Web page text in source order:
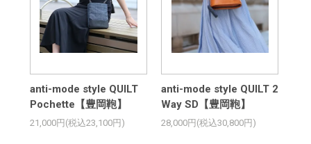
anti-mode style QUILT
Pochette【豊岡鞄】
21,000円(税込23,100円)
anti-mode style QUILT 2
Way SD【豊岡鞄】
28,000円(税込30,800円)